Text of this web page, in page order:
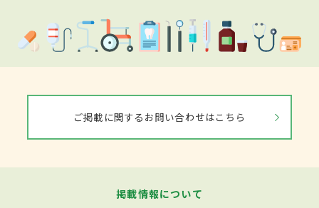
ご掲載に関するお問い合わせはこちら
掲載情報について